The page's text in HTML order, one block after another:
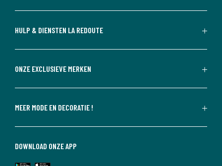
HULP & DIENSTEN LA REDOUTE
ONZE EXCLUSIEVE MERKEN
MEER MODE EN DECORATIE !
DOWNLOAD ONZE APP